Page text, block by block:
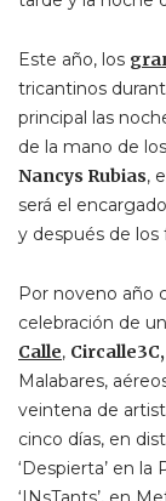
Este año, los
tricantinos
principal las
de la mano de
Nancys Rubias,
será el
y después de los
Por noveno año
celebración de
Calle, Circalle3C,
Malabares,
veintena de
cinco días, en
‘Despierta’ en la